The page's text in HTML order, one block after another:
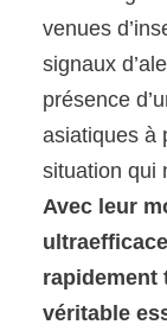
venues
signaux
présence
asiatiques à
situation qui
Avec leur
rapidement
véritable